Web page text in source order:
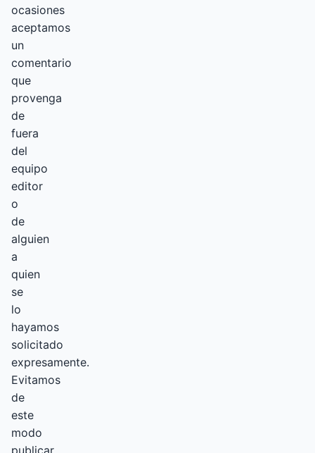
ocasiones
aceptamos
un
comentario
que
provenga
de
fuera
del
equipo
editor
o
de
alguien
a
quien
se
lo
hayamos
solicitado
expresamente.
Evitamos
de
este
modo
publicar